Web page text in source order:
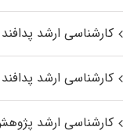
کارشناسی ارشد
کارشناسی ارشد پدافند
کارشناسی ارشد